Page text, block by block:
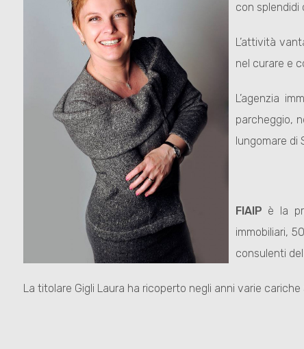
con splendidi
L’attività
nel curare e
L’agenzia
parcheggio,
lungomare di
FIAIP è la
immobiliari,
consulenti
La titolare Gigli Laura ha ricoperto negli anni varie